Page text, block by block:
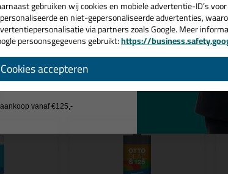
je meer weten over de toepassing en kenmerken van dit
gebruiken wij cookies en mobiele advertentie-ID’s voor
en niet-gepersonaliseerde advertenties,
via partners zoals Google. Meer
persoonsgegevens gebruikt:https://
Cookies accepteren
de actiecode ›
geen cadeau
vanaf €125,-